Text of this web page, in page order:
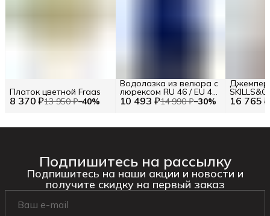
8 370 ₽13 950 ₽−40%
Платок цветной Fraas
10 493 ₽14 990 ₽−30%
Водолазка из велюра с
люрексом RU 46 / EU 40
/ M 16 765 ₽
Джемпер
EU 38 / S
Подпишитесь на рассылку
Подпишитесь на наши акции и новости и
получите скидку на первый заказ